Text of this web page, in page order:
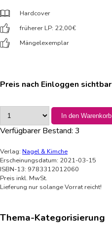
Hardcover
früherer LP: 22,00€
Mängelexemplar
Preis nach Einloggen sichtbar
In den Warenkorb
Verfügbarer Bestand: 3
Verlag: Nagel & Kimche
Erscheinungsdatum: 2021-03-15
ISBN-13: 9783312012060
Preis inkl. MwSt.
Lieferung nur solange Vorrat reicht!
Thema-Kategorisierung